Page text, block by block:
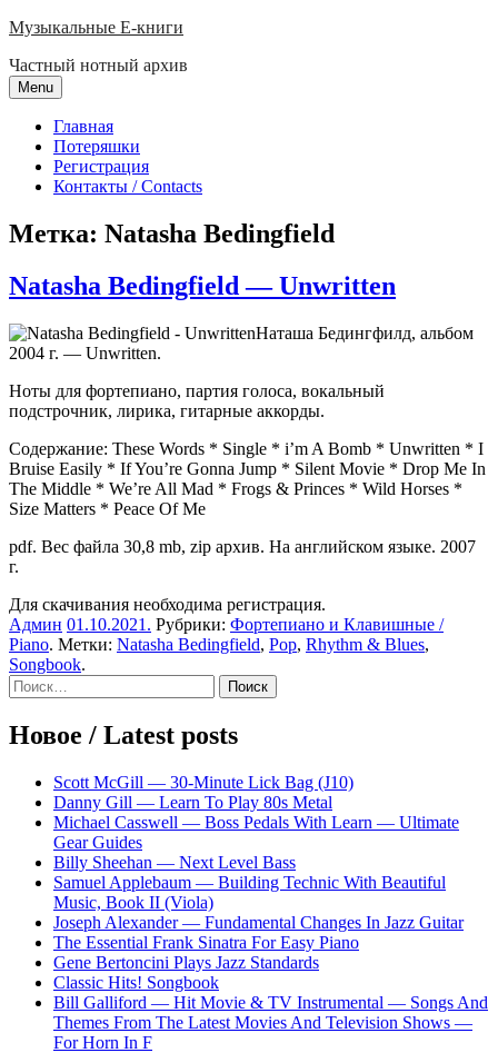
Skip
content
Музыкальные E-книги
Частный нотный архив
Menu
Главная
Потеряшки
Регистрация
Контакты / Contacts
Метка: Natasha Bedingfield
Natasha Bedingfield — Unwritten
Наташа Бедингфилд, альбом
2004 г. — Unwritten.
Ноты для фортепиано, партия голоса, вокальный
подстрочник, лирика, гитарные аккорды.
Содержание: These Words * Single * i’m A Bomb * Unwritten * I
Bruise Easily * If You’re Gonna Jump * Silent Movie * Drop Me In
The Middle * We’re All Mad * Frogs & Princes * Wild Horses *
Size Matters * Peace Of Me
pdf. Вес файла 30,8 mb, zip архив. На английском языке. 2007
г.
Для скачивания необходима регистрация.
Админ 01.10.2021 . Рубрики: Фортепиано и Клавишные /
Piano. Метки: Natasha Bedingfield, Pop, Rhythm & Blues,
Songbook.
Sidebar
Найти:
Новое / Latest posts
Scott McGill — 30-Minute Lick Bag (J10)
Danny Gill — Learn To Play 80s Metal
Michael Casswell — Boss Pedals With Learn — Ultimate
Gear Guides
Billy Sheehan — Next Level Bass
Samuel Applebaum — Building Technic With Beautiful
Music, Book II (Viola)
Joseph Alexander — Fundamental Changes In Jazz Guitar
The Essential Frank Sinatra For Easy Piano
Gene Bertoncini Plays Jazz Standards
Classic Hits! Songbook
Bill Galliford — Hit Movie & TV Instrumental — Songs And
Themes From The Latest Movies And Television Shows —
For Horn In F